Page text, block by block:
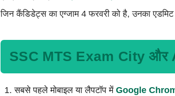
जिन कैंडिडेट्स का एग्जाम 4 फरवरी को है, उनका एडमिट
SSC MTS Exam City
सबसे पहले मोबाइल या लैपटॉप में Google